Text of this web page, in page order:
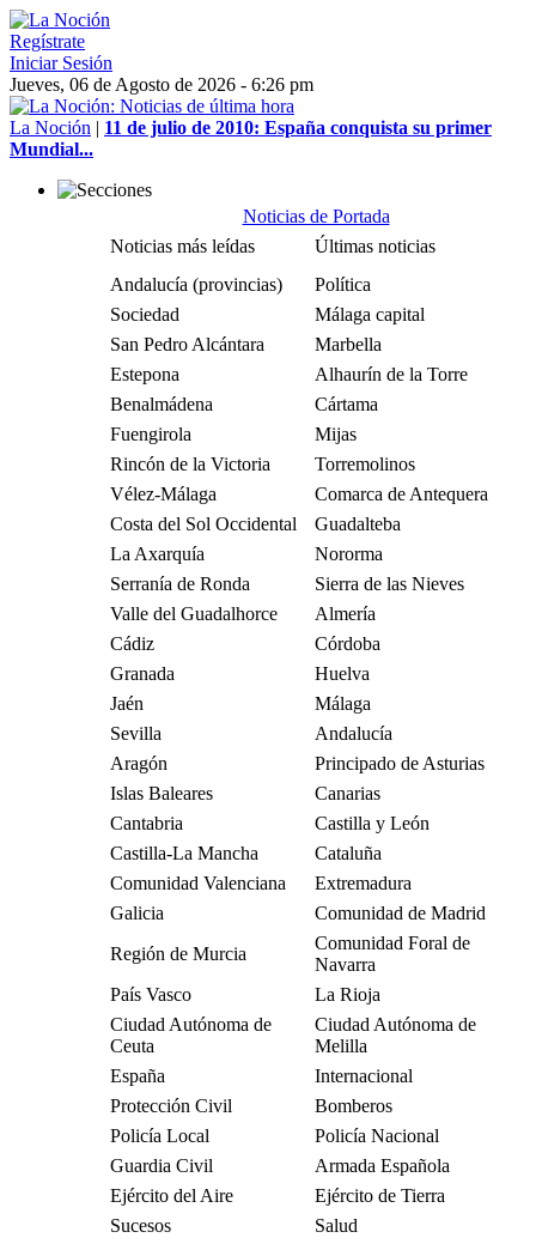
Regístrate
Iniciar Sesión
Jueves, 06 de Agosto de 2026 - 6:26 pm
La Noción | 11 de julio de 2010: España conquista su primer
Mundial...
Noticias de Portada
Noticias más leídas
Últimas noticias
Andalucía (provincias)
Política
Sociedad
Málaga capital
San Pedro Alcántara
Marbella
Estepona
Alhaurín de la Torre
Benalmádena
Cártama
Fuengirola
Mijas
Rincón de la Victoria
Torremolinos
Vélez-Málaga
Comarca de Antequera
Costa del Sol Occidental
Guadalteba
La Axarquía
Nororma
Serranía de Ronda
Sierra de las Nieves
Valle del Guadalhorce
Almería
Cádiz
Córdoba
Granada
Huelva
Jaén
Málaga
Sevilla
Andalucía
Aragón
Principado de Asturias
Islas Baleares
Canarias
Cantabria
Castilla y León
Castilla-La Mancha
Cataluña
Comunidad Valenciana
Extremadura
Galicia
Comunidad de Madrid
Región de Murcia
Comunidad Foral de
Navarra
País Vasco
La Rioja
Ciudad Autónoma de
Ceuta
Ciudad Autónoma de
Melilla
España
Internacional
Protección Civil
Bomberos
Policía Local
Policía Nacional
Guardia Civil
Armada Española
Ejército del Aire
Ejército de Tierra
Sucesos
Salud